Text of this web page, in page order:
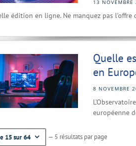
13 NOVEMBRE
édition en ligne. Ne manquez pas l'offre
Quelle
en
8 NOVEMBRE
européenne
15 sur 64 — 5 résultats par page